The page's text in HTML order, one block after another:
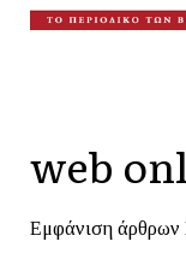
web
Εμφάνιση άρθρων